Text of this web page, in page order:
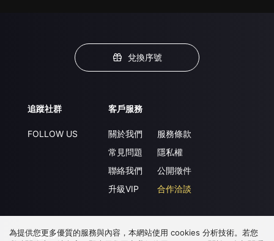
兌換序號
追蹤社群
FOLLOW US
客戶服務
關於我們
常見問題
聯絡我們
升級VIP
服務條款
隱私權
公開徵件
合作洽談
下載 APP
為提供您更多優質的服務與內容，本網站使用 cookies 分析技術。若您